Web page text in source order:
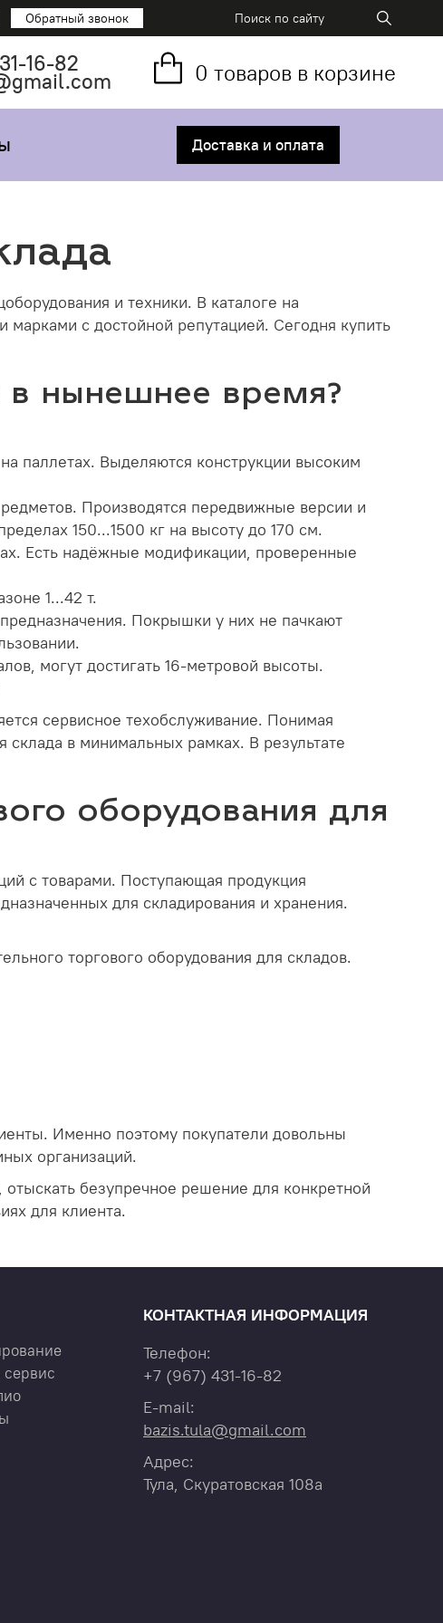
Обратный звонок
16-82 0 товаров в корзине
Доставка и оплата
и техники. В каталоге на
с достойной репутацией. Сегодня купить
в нынешнее время?
паллетах. Выделяются конструкции высоким
Производятся передвижные версии и
150...1500 кг на высоту до 170 см.
Есть надёжные модификации, проверенные
1...42 т.
Покрышки у них не пачкают
могут достигать 16-метровой высоты.
сервисное техобслуживание. Понимая
в минимальных рамках. В результате
оборудования для
с товарами. Поступающая продукция
для складирования и хранения.
торгового оборудования для складов.
Именно поэтому покупатели довольны
организаций.
безупречное решение для конкретной
для клиента.
сервис
КОНТАКТНАЯ ИНФОРМАЦИЯ
Телефон:
+7 (967) 431-16-82
E-mail:
bazis.tula@gmail.com
Адрес:
Тула, Скуратовская 108а